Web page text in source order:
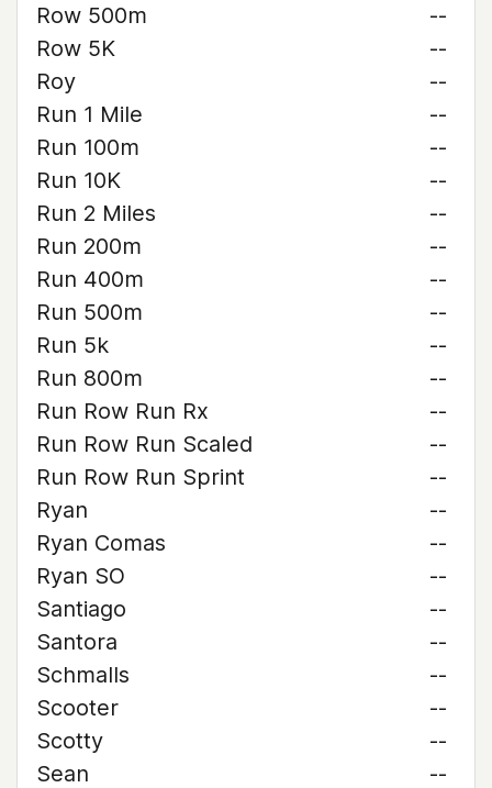
Row 500m
--
Row 5K
--
Roy
--
Run 1 Mile
--
Run 100m
--
Run 10K
--
Run 2 Miles
--
Run 200m
--
Run 400m
--
Run 500m
--
Run 5k
--
Run 800m
--
Run Row Run Rx
--
Run Row Run Scaled
--
Run Row Run Sprint
--
Ryan
--
Ryan Comas
--
Ryan SO
--
Santiago
--
Santora
--
Schmalls
--
Scooter
--
Scotty
--
Sean
--